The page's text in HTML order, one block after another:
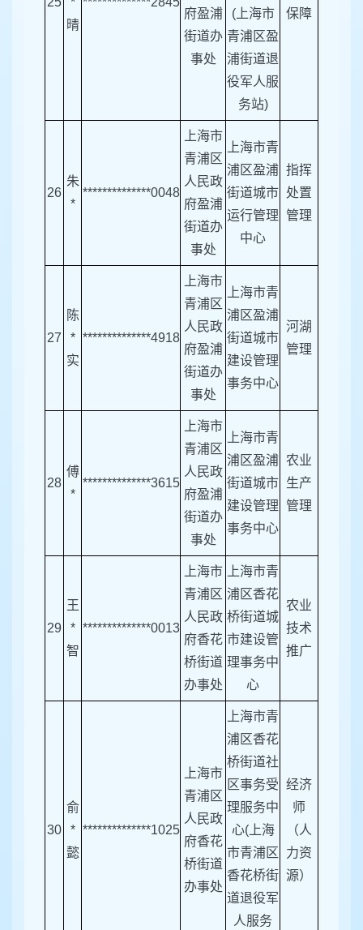
晴
府盈浦
街道办
事处
(上海市
青浦区盈
浦街道退
役军人服
务站)
保障
26
朱
*
**************0048
上海市
青浦区
人民政
府盈浦
街道办
事处
上海市青
浦区盈浦
街道城市
运行管理
中心
指挥
处置
管理
27
陈
*
实
**************4918
上海市
青浦区
人民政
府盈浦
街道办
事处
上海市青
浦区盈浦
街道城市
建设管理
事务中心
河湖
管理
28
傅
*
**************3615
上海市
青浦区
人民政
府盈浦
街道办
事处
上海市青
浦区盈浦
街道城市
建设管理
事务中心
农业
生产
管理
29
王
*
智
**************0013
上海市
青浦区
人民政
府香花
桥街道
办事处
上海市青
浦区香花
桥街道城
市建设管
理事务中
心
农业
技术
推广
30
俞
*
懿
**************1025
上海市
青浦区
人民政
府香花
桥街道
办事处
上海市青
浦区香花
桥街道社
区事务受
理服务中
心(上海
市青浦区
香花桥街
道退役军
人服务
经济
师
（人
力资
源）